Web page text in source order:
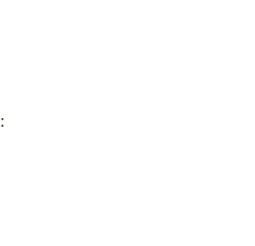
: